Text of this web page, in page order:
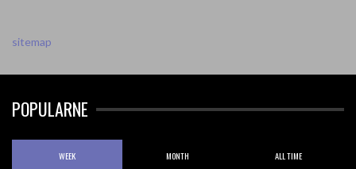
sitemap
POPULARNE
WEEK MONTH ALL TIME